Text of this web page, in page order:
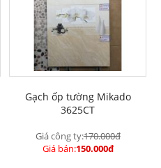
Gạch ốp tường Mikado
3625CT
Giá công ty:170.000đ
Giá bán:150.000đ